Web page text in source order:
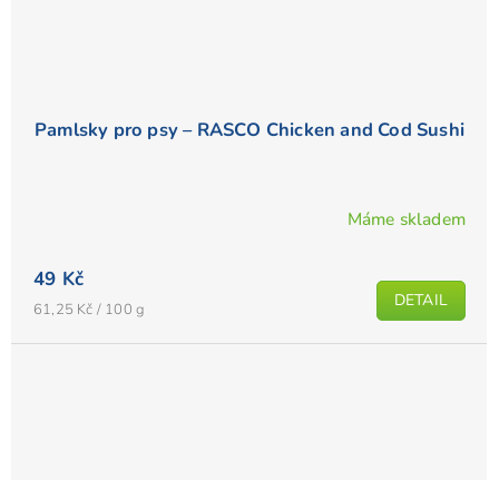
Pamlsky pro psy – RASCO Chicken and Cod Sushi
Máme skladem
49 Kč
Měrná
61,25 Kč / 100 g DETAIL